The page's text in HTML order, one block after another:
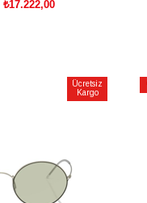
₺17.222,00
Ücretsiz
Kargo